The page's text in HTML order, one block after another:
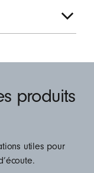
produits
utiles pour